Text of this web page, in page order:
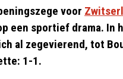
voor
een sportief drama. In
al zegevierend, tot
1-1.